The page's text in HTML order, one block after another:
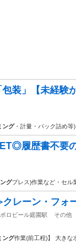
装」【未経験
ング・計量・パック詰め等
履歴書不要
グプレス)作業など・セル
レーン・フォ
ロビール庭園駅 その他
ング作業(前工程)】 大きな